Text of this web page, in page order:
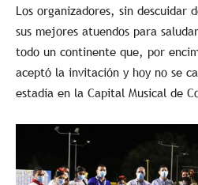
Los organizadores, sin descuidar
sus mejores atuendos para
todo un continente que, por
aceptó la invitación y hoy no se
estadía en la Capital Musical de